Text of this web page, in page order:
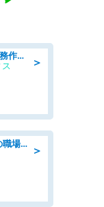
＞
工場内で入出庫データをまとめる事務作業/車通勤OK/交通費支給/食堂あり
＞
就労支援/内職管理・社会保険完備の職場で生活支援員